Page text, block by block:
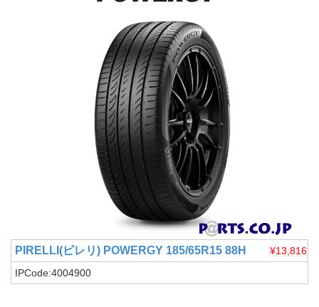
PIRELLI(ピレリ) POWERGY 185/65R15 88H
¥13,816
IPCode:4004900